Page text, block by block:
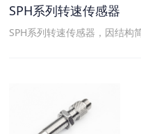
SPH系列转速传感器
SPH系列转速传感器，因结构